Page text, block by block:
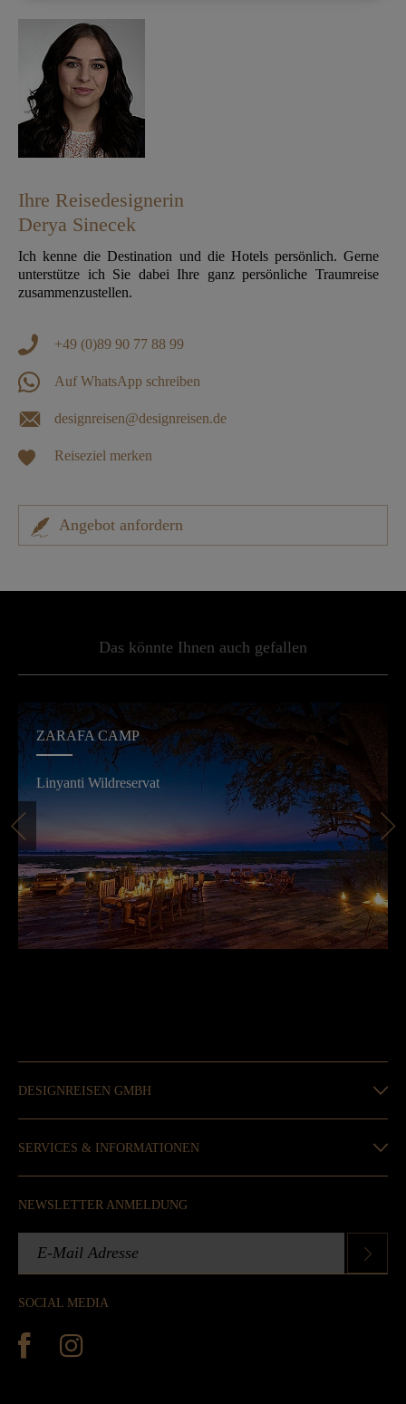
Ihre Reisedesignerin
Derya Sinecek
Ich kenne die Destination und die Hotels persönlich. Gerne
unterstütze ich Sie dabei Ihre ganz persönliche Traumreise
zusammenzustellen.
+49 (0)89 90 77 88 99
Auf WhatsApp schreiben
designreisen@designreisen.de
Reiseziel merken
Angebot anfordern
Das könnte Ihnen auch gefallen
ZARAFA CAMP
Linyanti Wildreservat
DESIGNREISEN GMBH
SERVICES & INFORMATIONEN
SOCIAL MEDIA
NEWSLETTER ANMELDUNG